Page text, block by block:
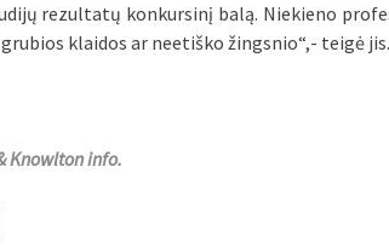
rezultatų konkursinį balą. Niekieno
klaidos ar neetiško žingsnio“,- teigė jis.
Knowlton info.